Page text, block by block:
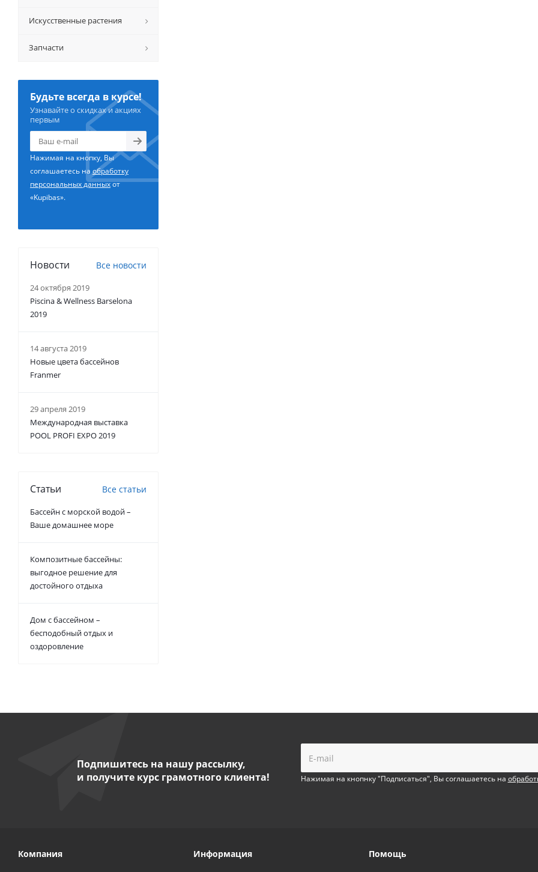
Искусственные растения
Запчасти
Будьте всегда в курсе!
Узнавайте о скидках и акциях
первым
Нажимая на кнопку, Вы
соглашаетесь наобработку
персональных данныхот
«Kupibas».
Новости Все новости
24 октября 2019
Piscina & Wellness Barselona
2019
14 августа 2019
Новые цвета бассейнов
Franmer
29 апреля 2019
Международная выставка
POOL PROFI EXPO 2019
Статьи Все статьи
Бассейн с морской водой –
Ваше домашнее море
Композитные бассейны:
выгодное решение для
достойного отдыха
Дом с бассейном –
бесподобный отдых и
оздоровление
Подпишитесь на нашу рассылку,
и получите курс грамотного клиента!
Нажимая на кнопнку "Подписаться", Вы соглашаетесь на
Компания Информация Помощь